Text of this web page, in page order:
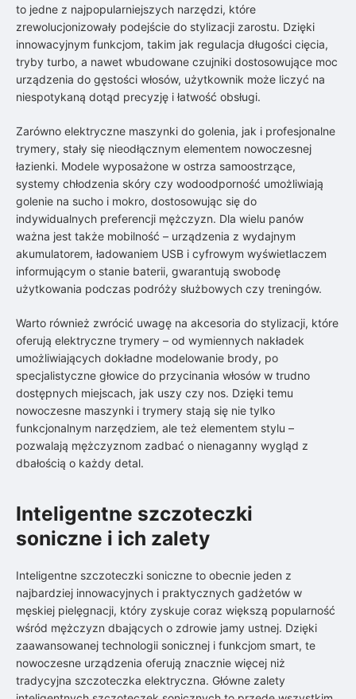
to jedne z najpopularniejszych narzędzi, które
zrewolucjonizowały podejście do stylizacji zarostu. Dzięki
innowacyjnym funkcjom, takim jak regulacja długości cięcia,
tryby turbo, a nawet wbudowane czujniki dostosowujące moc
urządzenia do gęstości włosów, użytkownik może liczyć na
niespotykaną dotąd precyzję i łatwość obsługi.
Zarówno elektryczne maszynki do golenia, jak i profesjonalne
trymery, stały się nieodłącznym elementem nowoczesnej
łazienki. Modele wyposażone w ostrza samoostrzące,
systemy chłodzenia skóry czy wodoodporność umożliwiają
golenie na sucho i mokro, dostosowując się do
indywidualnych preferencji mężczyzn. Dla wielu panów
ważna jest także mobilność – urządzenia z wydajnym
akumulatorem, ładowaniem USB i cyfrowym wyświetlaczem
informującym o stanie baterii, gwarantują swobodę
użytkowania podczas podróży służbowych czy treningów.
Warto również zwrócić uwagę na akcesoria do stylizacji, które
oferują elektryczne trymery – od wymiennych nakładek
umożliwiających dokładne modelowanie brody, po
specjalistyczne głowice do przycinania włosów w trudno
dostępnych miejscach, jak uszy czy nos. Dzięki temu
nowoczesne maszynki i trymery stają się nie tylko
funkcjonalnym narzędziem, ale też elementem stylu –
pozwalają mężczyznom zadbać o nienaganny wygląd z
dbałością o każdy detal.
Inteligentne szczoteczki
soniczne i ich zalety
Inteligentne szczoteczki soniczne to obecnie jeden z
najbardziej innowacyjnych i praktycznych gadżetów w
męskiej pielęgnacji, który zyskuje coraz większą popularność
wśród mężczyzn dbających o zdrowie jamy ustnej. Dzięki
zaawansowanej technologii sonicznej i funkcjom smart, te
nowoczesne urządzenia oferują znacznie więcej niż
tradycyjna szczoteczka elektryczna. Główne zalety